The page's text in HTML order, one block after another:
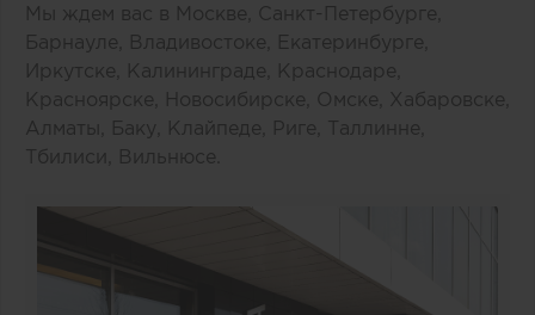
Мы ждем вас в Москве, Санкт-Петербурге,
Барнауле, Владивостоке, Екатеринбурге,
Иркутске, Калининграде, Краснодаре,
Красноярске, Новосибирске, Омске, Хабаровске,
Алматы, Баку, Клайпеде, Риге, Таллинне,
Тбилиси, Вильнюсе.